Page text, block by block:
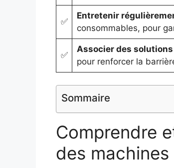
✅
Entretenir
consommables, pour
✅
Associer des
pour renforcer la
Sommaire
Comprendre
des